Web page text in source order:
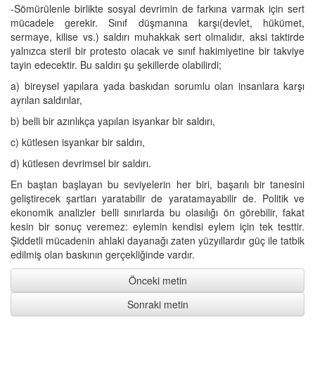
-Sömürülenle birlikte sosyal devrimin de farkına varmak için sert
mücadele gerekir. Sınıf düşmanına karşı(devlet, hükümet,
sermaye, kilise vs.) saldırı muhakkak sert olmalıdır, aksi taktirde
yalnızca steril bir protesto olacak ve sınıf hakimiyetine bir takviye
tayin edecektir. Bu saldırı şu şekillerde olabilirdi;
a) bireysel yapılara yada baskıdan sorumlu olan insanlara karşı
ayrılan saldırılar,
b) belli bir azınlıkça yapılan isyankar bir saldırı,
c) kütlesen isyankar bir saldırı,
d) kütlesen devrimsel bir saldırı.
En baştan başlayan bu seviyelerin her biri, başarılı bir tanesini
geliştirecek şartları yaratabilir de yaratamayabilir de. Politik ve
ekonomik analizler belli sınırlarda bu olasılığı ön görebilir, fakat
kesin bir sonuç veremez: eylemin kendisi eylem için tek testtir.
Şiddetli mücadenin ahlaki dayanağı zaten yüzyıllardır güç ile tatbik
edilmiş olan baskının gerçekliğinde vardır.
Önceki metin
Sonraki metin